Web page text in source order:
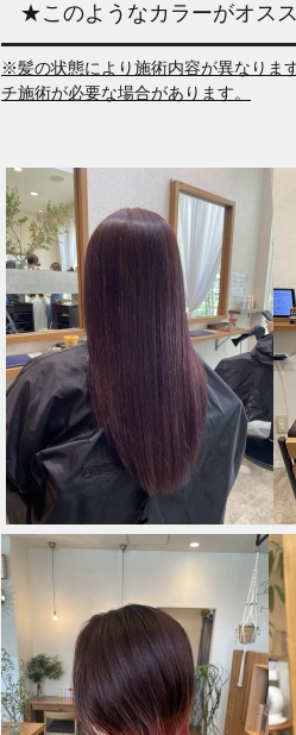
★このようなカラーがオス
※髪の状態により施術内容が異なりま
チ施術が必要な場合があります。